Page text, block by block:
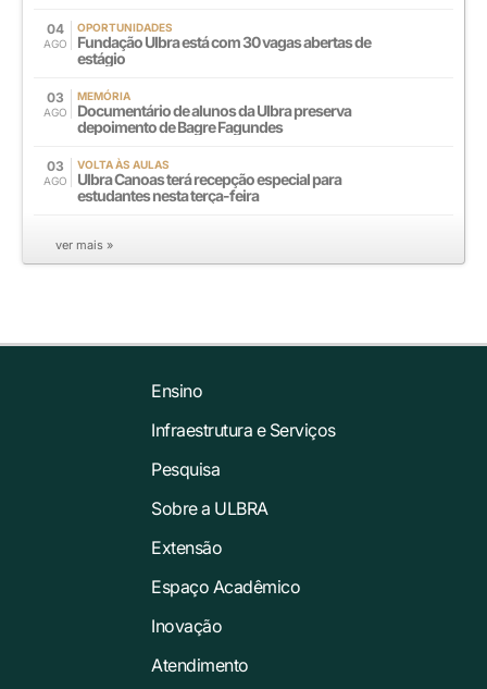
04
AGO
OPORTUNIDADES
Fundação Ulbra está com 30 vagas abertas de
estágio
03
AGO
MEMÓRIA
Documentário de alunos da Ulbra preserva
depoimento de Bagre Fagundes
03
AGO
VOLTA ÀS AULAS
Ulbra Canoas terá recepção especial para
estudantes nesta terça-feira
ver mais »
Ensino
Infraestrutura e Serviços
Pesquisa
Sobre a ULBRA
Extensão
Espaço Acadêmico
Inovação
Atendimento